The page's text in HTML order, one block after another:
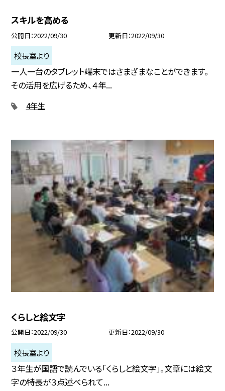
スキルを高める
公開日 2022/09/30 更新日 2022/09/30
校長室より
一人一台のタブレット端末ではさまざまなことができます。
その活用を広げるため、４年...
4年生
くらしと絵文字
公開日 2022/09/30 更新日 2022/09/30
校長室より
３年生が国語で読んでいる「くらしと絵文字」。文章には絵文
字の特長が３点述べられて...